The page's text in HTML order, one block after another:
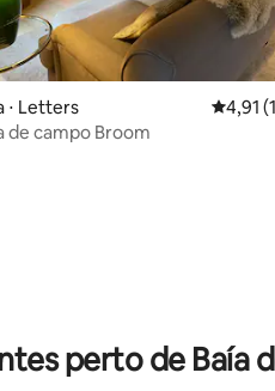
média de 5, 112 avaliações
⋅ Letters 4,91
4,91
de campo Broom
perto de Baía